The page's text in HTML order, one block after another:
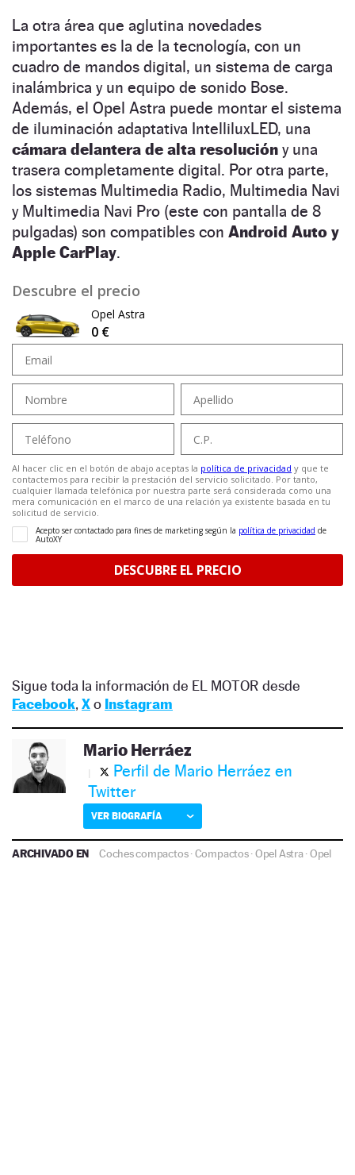
La otra área que aglutina novedades
importantes es la de la tecnología, con un
cuadro de mandos digital, un sistema de carga
inalámbrica y un equipo de sonido Bose.
Además, el Opel Astra puede montar el sistema
de iluminación adaptativa IntelliluxLED, una
cámara delantera de alta resolución y una
trasera completamente digital. Por otra parte,
los sistemas Multimedia Radio, Multimedia Navi
y Multimedia Navi Pro (este con pantalla de 8
pulgadas) son compatibles con Android Auto y
Apple CarPlay.
Sigue toda la información de EL MOTOR desde
Facebook, Xo Instagram
Mario Herráez
Perfil de Mario Herráez en
Twitter
VER BIOGRAFÍA
ARCHIVADO EN Coches compactos·Compactos·Opel Astra·Opel